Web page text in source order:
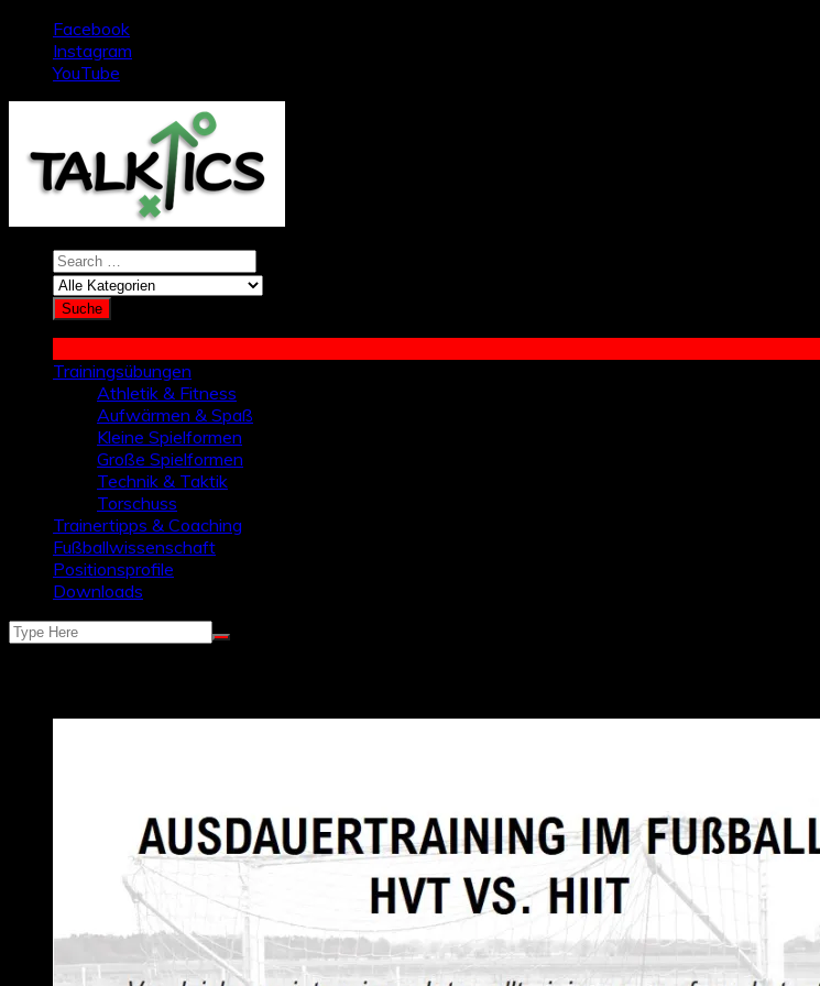
springen
Facebook
Instagram
YouTube
Trainingsübungen
Athletik & Fitness
Aufwärmen & Spaß
Kleine Spielformen
Große Spielformen
Technik & Taktik
Torschuss
Trainertipps & Coaching
Fußballwissenschaft
Positionsprofile
Downloads